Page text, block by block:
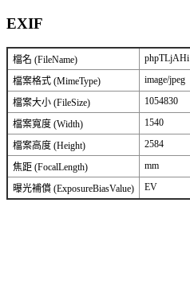
EXIF
檔名 (FileName) phpTLjAHi
檔案格式 (MimeType) image/jpeg
檔案大小 (FileSize) 1054830
檔案寬度 (Width) 1540
檔案高度 (Height) 2584
焦距 (FocalLength) mm
曝光補償 (ExposureBiasValue) EV